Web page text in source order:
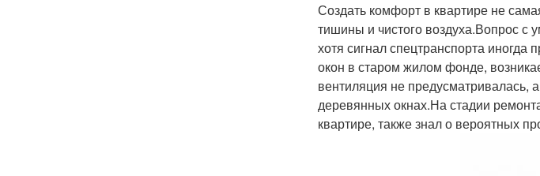
Создать комфорт в квартире не
тишины и чистого воздуха.Вопрос
хотя сигнал спецтранспорта иногда
окон в старом жилом фонде,
вентиляция не предусматривалась,
деревянных окнах.На стадии
квартире, также знал о вероятных